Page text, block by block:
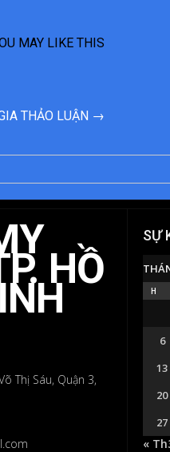
MAY LIKE THIS
THẢO LUẬN →
HỒ
Thị Sáu, Quận 3,
SỰ
H
6
13
20
27
«